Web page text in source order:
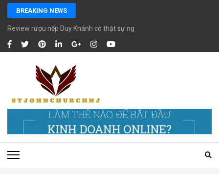
Skip
content
(Press
Enter)
BREAKING NEWS
Review rượu nếp Duy Khánh có thật sự ngon chất lượng?